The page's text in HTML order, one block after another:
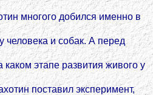
многого добился именно в
человека и собак. А перед
этапе развития живого у
поставил эксперимент,